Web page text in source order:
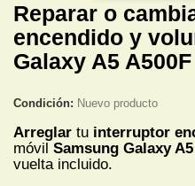
Reparar o
encendido y
Galaxy A5 A500F
Condición: Nuevo producto
Arreglar tu interruptor
móvil Samsung Galaxy
vuelta incluido.